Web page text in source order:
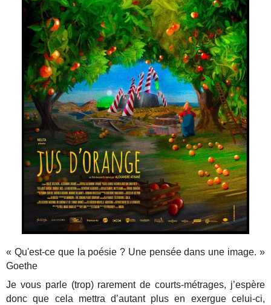
« Qu'est-ce que la poésie ? Une pensée dans une image. »
Goethe
Je vous parle (trop) rarement de courts-métrages, j’espère
donc que cela mettra d’autant plus en exergue celui-ci,